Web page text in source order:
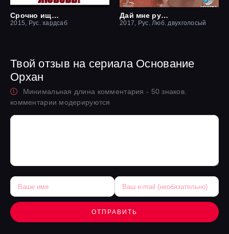
Срочно ищем любовь
2015, Рус. хардсаб
Дай мне руку, любовь
2017, Рус. Люб. двухголосый
Твой отзыв на сериала Основание
Орхан
Минимальная длина комментария - 50 знаков.
комментарии модерируются
ОТПРАВИТЬ